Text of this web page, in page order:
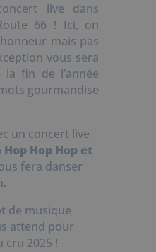
live dans
66 ! Ici, on
mais pas
vous sera
fin de l’année
gourmandise
un concert live
Hop Hop Hop et
fera danser
de musique
attend pour
cru 2025 !